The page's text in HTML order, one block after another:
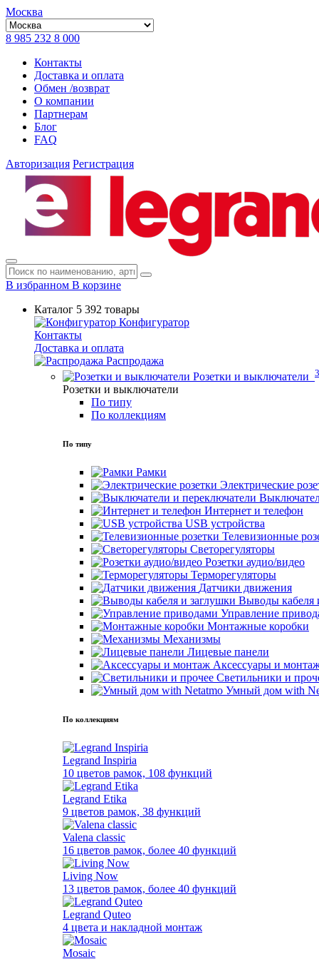
Москва
8 985 232 8 000
Контакты
Доставка и оплата
Обмен /возврат
О компании
Партнерам
Блог
FAQ
Авторизация Регистрация
В избранном В корзине
Каталог 5 392 товары
Конфигуратор
Контакты
Доставка и оплата
Распродажа
Розетки и выключатели
Розетки и выключатели
По типу
По коллекциям
По типу
Рамки
Электрические
Интернет и телефон
USB устройства
Телевизионные
Светорегуляторы
Розетки аудио/видео
Терморегуляторы
Датчики движения
Выводы кабеля
Управление
Монтажные коробки
Механизмы
Лицевые панели
Аксессуары и
Светильники и
Умный дом with
По коллекциям
Legrand Inspiria
10 цветов рамок, 108 функций
Legrand Etika
9 цветов рамок, 38 функций
Valena classic
16 цветов рамок, более 40 функций
Living Now
13 цветов рамок, более 40 функций
Legrand Quteo
4 цвета и накладной монтаж
Mosaic